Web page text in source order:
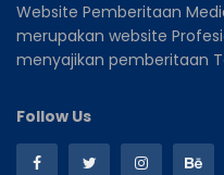
Website Pemberitaan
merupakan website
menyajikan pemberitaan
Follow Us